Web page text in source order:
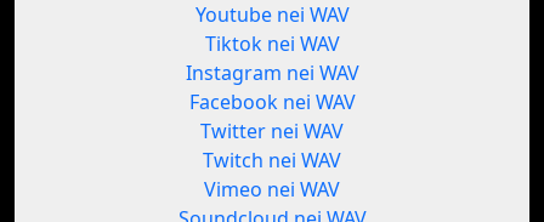
Youtube nei WAV
Tiktok nei WAV
Instagram nei WAV
Facebook nei WAV
Twitter nei WAV
Twitch nei WAV
Vimeo nei WAV